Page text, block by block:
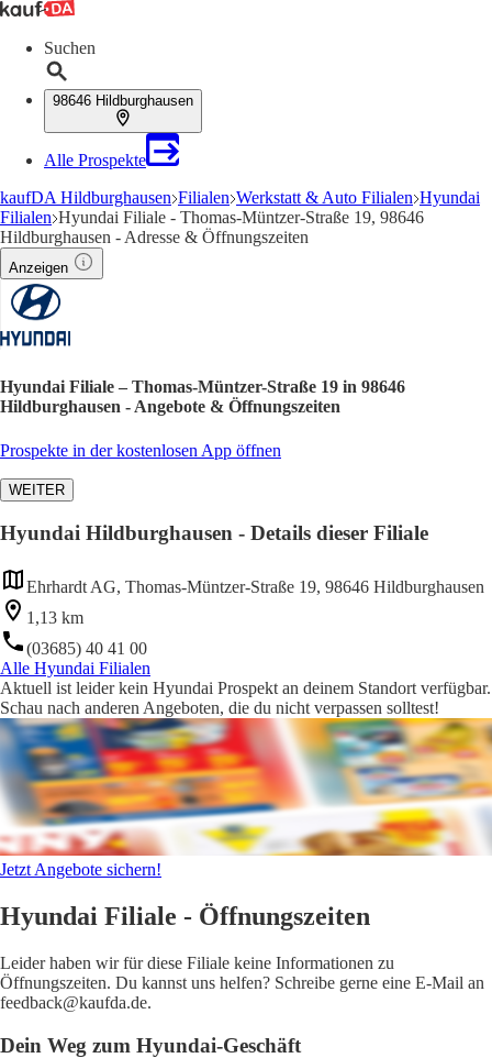
Suchen
98646 Hildburghausen
Alle Prospekte
kaufDA Hildburghausen Filialen Werkstatt & Auto Filialen Hyundai
Filialen Hyundai Filiale - Thomas-Müntzer-Straße 19, 98646
Hildburghausen - Adresse & Öffnungszeiten
Anzeigen
Hyundai Filiale – Thomas-Müntzer-Straße 19 in 98646
Hildburghausen - Angebote & Öffnungszeiten
Prospekte in der kostenlosen App öffnen
WEITER
Hyundai Hildburghausen - Details dieser Filiale
Ehrhardt AG, Thomas-Müntzer-Straße 19, 98646 Hildburghausen
1,13 km
(03685) 40 41 00
Alle Hyundai Filialen
Aktuell ist leider kein Hyundai Prospekt an deinem Standort verfügbar.
Schau nach anderen Angeboten, die du nicht verpassen solltest!
Jetzt Angebote sichern!
Hyundai Filiale - Öffnungszeiten
Leider haben wir für diese Filiale keine Informationen zu
Öffnungszeiten. Du kannst uns helfen? Schreibe gerne eine E-Mail an
feedback@kaufda.de.
Dein Weg zum Hyundai-Geschäft